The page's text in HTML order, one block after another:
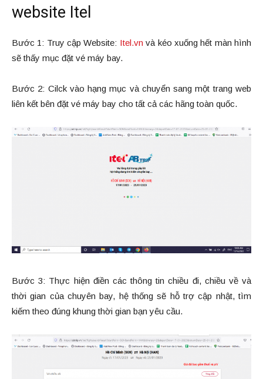
website Itel
Bước 1: Truy cập Website: Itel.vn và kéo xuống hết màn hình
sẽ thấy mục đặt vé máy bay.
Bước 2: Cilck vào hạng mục và chuyển sang một trang web
liên kết bên đặt vé máy bay cho tất cả các hãng toàn quốc.
Bước 3: Thực hiện điền các thông tin chiều đi, chiều về và
thời gian của chuyên bay, hệ thống sẽ hỗ trợ cập nhật, tìm
kiếm theo đúng khung thời gian bạn yêu cầu.